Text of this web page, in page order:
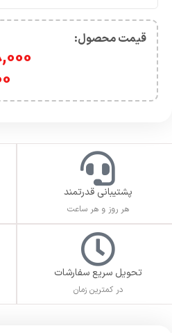
قیمت محصول:​
پشتیبانی قدرتمند
هر روز و هر ساعت
تحویل سریع سفارشات
در کمترین زمان